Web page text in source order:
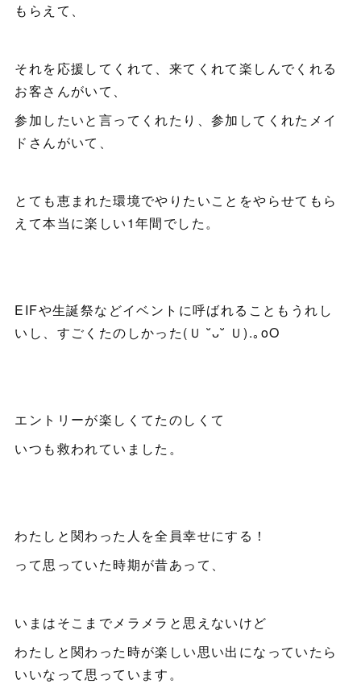
もらえて、
それを応援してくれて、来てくれて楽しんでくれる
お客さんがいて、
参加したいと言ってくれたり、参加してくれたメイ
ドさんがいて、
とても恵まれた環境でやりたいことをやらせてもら
えて本当に楽しい1年間でした。
EIFや生誕祭などイベントに呼ばれることもうれし
いし、すごくたのしかった(Ｕ ˘ᴗ˘ Ｕ).｡oO
エントリーが楽しくてたのしくて
いつも救われていました。
わたしと関わった人を全員幸せにする！
って思っていた時期が昔あって、
いまはそこまでメラメラと思えないけど
わたしと関わった時が楽しい思い出になっていたら
いいなって思っています。